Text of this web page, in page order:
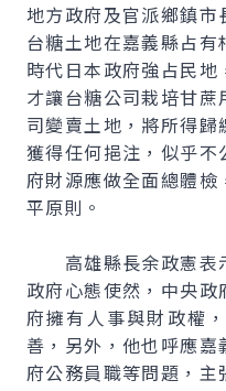
地方政府及官派鄉鎮市
台糖土地在嘉義縣占
時代日本政府強占民地
才讓台糖公司栽培甘
司變賣土地，將所得
獲得任何挹注，似乎
府財源應做全面總體
平原則。
高雄縣長余政憲表
政府心態使然，中央
府擁有人事與財政權
善，另外，他也呼應
府公務員職等問題，